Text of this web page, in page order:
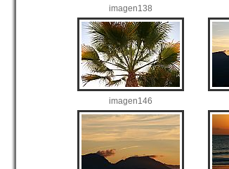
imagen138
imagen146